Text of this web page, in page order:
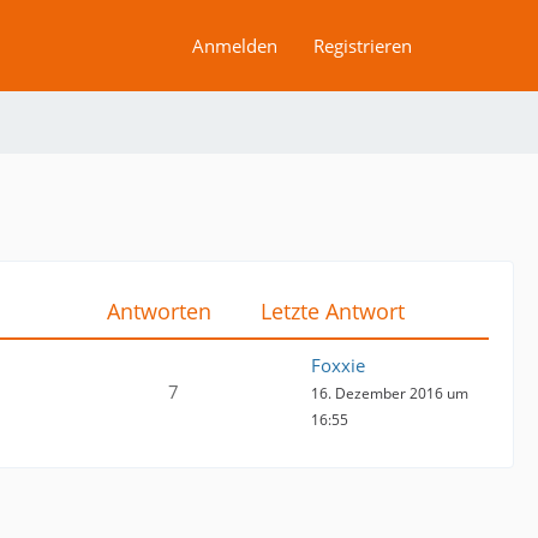
Anmelden Registrieren
Antworten Letzte Antwort
7
Foxxie
16. Dezember 2016 um
16:55